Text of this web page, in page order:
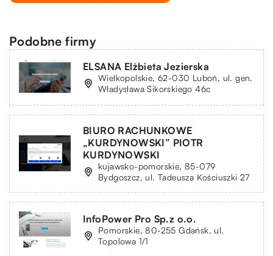
Podobne firmy
ELSANA Elżbieta Jezierska
Wielkopolskie, 62-030 Luboń, ul. gen.
Władysława Sikorskiego 46c
BIURO RACHUNKOWE
„KURDYNOWSKI” PIOTR
KURDYNOWSKI
kujawsko-pomorskie, 85-079
Bydgoszcz, ul. Tadeusza Kościuszki 27
InfoPower Pro Sp.z o.o.
Pomorskie, 80-255 Gdańsk, ul.
Topolowa 1/1